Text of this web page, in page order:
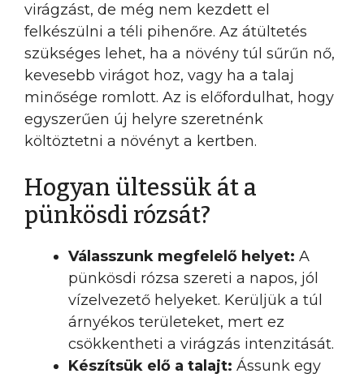
virágzást, de még nem kezdett el
felkészülni a téli pihenőre. Az átültetés
szükséges lehet, ha a növény túl sűrűn nő,
kevesebb virágot hoz, vagy ha a talaj
minősége romlott. Az is előfordulhat, hogy
egyszerűen új helyre szeretnénk
költöztetni a növényt a kertben.
Hogyan ültessük át a
pünkösdi rózsát?
Válasszunk megfelelő helyet: A
pünkösdi rózsa szereti a napos, jól
vízelvezető helyeket. Kerüljük a túl
árnyékos területeket, mert ez
csökkentheti a virágzás intenzitását.
Készítsük elő a talajt: Ássunk egy